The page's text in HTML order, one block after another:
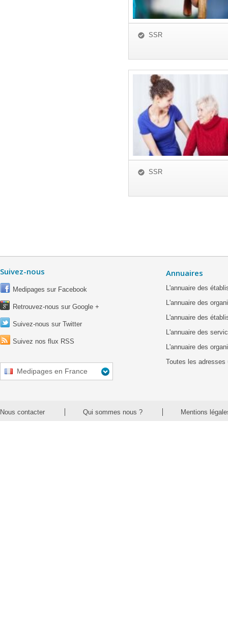
SSR
SSR
Suivez-nous
Medipages sur Facebook
Retrouvez-nous sur Google +
Suivez-nous sur Twitter
Suivez nos flux RSS
Medipages en France
Annuaires
L'annuaire des
L'annuaire des
L'annuaire des
L'annuaire des
L'annuaire des
Toutes les adresses
Nous contacter Qui sommes nous ? Mentions